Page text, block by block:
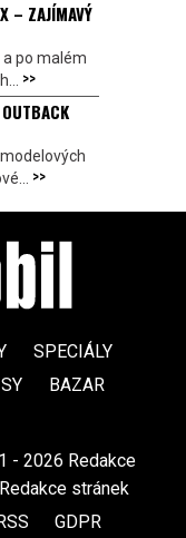
– ZAJÍMAVÝ
a po malém
>>
>>
SPECIÁLY
BAZAR
- 2026 Redakce
Redakce stránek
GDPR